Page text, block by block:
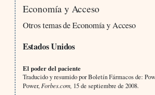
Economía y Acceso
Otros temas de Economía y Acceso
Estados Unidos
El poder del paciente
Traducido y resumido por Boletín Fármacos de:
Power, Forbes.com, 15 de septiembre de 2008.